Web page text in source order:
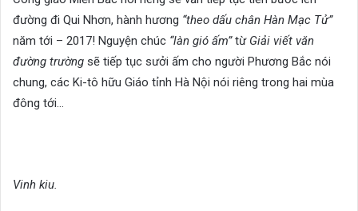
đường đi Qui Nhơn, hành hương “theo dấu chân Hàn Mạc Tử”
năm tới – 2017! Nguyện chúc “làn gió ấm”từ Giải viết văn
đường trường sẽ tiếp tục sưởi ấm cho người Phương Bắc nói
chung, các Ki-tô hữu Giáo tỉnh Hà Nội nói riêng trong hai mùa
đông tới…
Vinh kiu.